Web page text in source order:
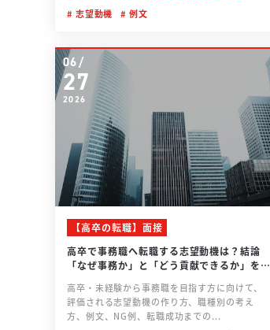
志望動機
例文
06/
27
2026
【高卒の転職】面接
高卒で事務職へ転職する志望動機は？結論
「なぜ事務か」と「どう貢献できるか」を伝
高卒・未経験から事務職を目指す方に向けて、
評価される志望動機の作り方、職種別の考え
方、例文、NG例、転職成功までの...